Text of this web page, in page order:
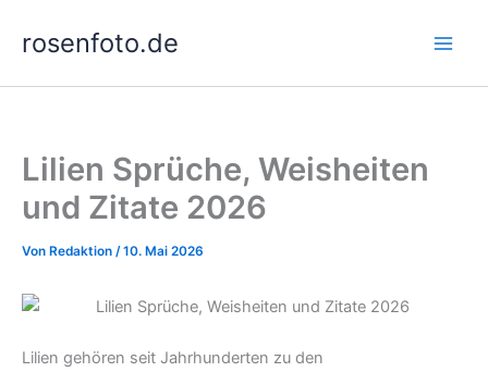
Inhaltrosenfoto.de
Lilien Sprüche, Weisheiten
und Zitate 2026
Von Redaktion /10. Mai 2026
Lilien gehören seit Jahrhunderten zu den